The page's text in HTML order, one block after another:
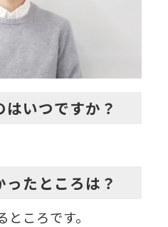
いつですか？
たところは？
ころです。